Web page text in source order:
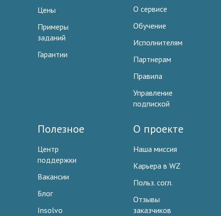
Цены
Примеры
заданий
Гарантии
О сервисе
Обучение
Исполнителям
Партнерам
Правила
Управление
подпиской
Полезное
Центр
поддержки
Вакансии
Блог
Insolvo
О проекте
Наша миссия
Карьера в WZ
Польз. согл.
Отзывы
заказчиков